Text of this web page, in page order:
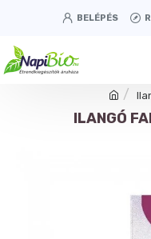
BELÉPÉS
ILANGÓ